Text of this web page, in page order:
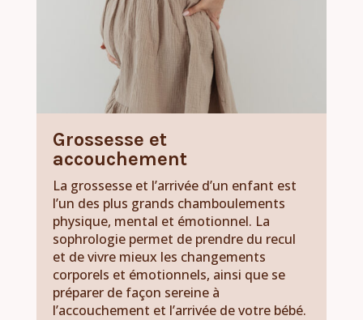
Grossesse et
accouchement
La grossesse et l’arrivée d’un enfant est
l’un des plus grands chamboulements
physique, mental et émotionnel. La
sophrologie permet de prendre du recul
et de vivre mieux les changements
corporels et émotionnels, ainsi que se
préparer de façon sereine à
l’accouchement et l’arrivée de votre bébé.